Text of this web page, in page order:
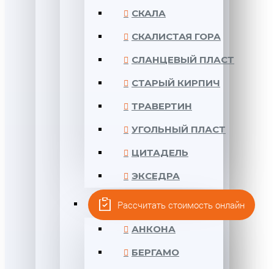
СКАЛА
СКАЛИСТАЯ ГОРА
СЛАНЦЕВЫЙ ПЛАСТ
СТАРЫЙ КИРПИЧ
ТРАВЕРТИН
УГОЛЬНЫЙ ПЛАСТ
ЦИТАДЕЛЬ
ЭКСЕДРА
LEONARDO STONE
АНКОНА
БЕРГАМО
Рассчитать стоимость онлайн